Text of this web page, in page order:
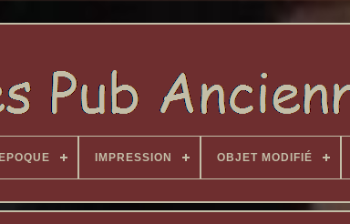
EPOQUE IMPRESSION OBJET MODIFIÉ